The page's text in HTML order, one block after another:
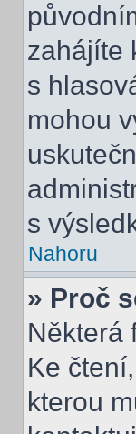
zahájíte
s
mohou
s
Nahoru
» Proč
Některá
Ke
kterou